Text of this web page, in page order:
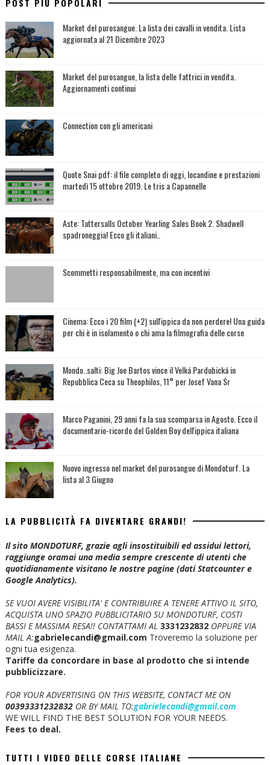
POST PIÙ POPOLARI
Market del purosangue. La lista dei cavalli in vendita. Lista
aggiornata al 21 Dicembre 2023
Market del purosangue, la lista delle fattrici in vendita.
Aggiornamenti continui
Connection con gli americani
Quote Snai pdf: il file completo di oggi, locandine e prestazioni
martedì 15 ottobre 2019. Le tris a Capannelle
Aste: Tattersalls October Yearling Sales Book 2. Shadwell
spadroneggia! Ecco gli italiani..
Scommetti responsabilmente, ma con incentivi
Cinema: Ecco i 20 film (+2) sull'ippica da non perdere! Una guida
per chi è in isolamento o chi ama la filmografia delle corse
Mondo..salti: Big Joe Bartos vince il Velká Pardubická in
Repubblica Ceca su Theophilos, 11° per Josef Vana Sr
Marco Paganini, 29 anni fa la sua scomparsa in Agosto. Ecco il
documentario-ricordo del Golden Boy dell'ippica italiana
Nuovo ingresso nel market del purosangue di Mondoturf. La
lista al 3 Giugno
LA PUBBLICITÀ FA DIVENTARE GRANDI!
Il sito MONDOTURF, grazie agli insostituibili ed assidui lettori,
raggiunge oramai una media sempre crescente di utenti che
quotidianamente visitano le nostre pagine (dati Statcounter e
Google Analytics).
SE VUOI AVERE VISIBILITA' E CONTRIBUIRE A TENERE ATTIVO IL SITO,
ACQUISTA UNO SPAZIO PUBBLICITARIO SU MONDOTURF, COSTI
BASSI E MASSIMA RESA!! CONTATTAMI AL 3331232832 OPPURE VIA
MAIL A:gabrielecandi@gmail.com Troveremo la soluzione per
ogni tua esigenza.
Tariffe da concordare in base al prodotto che si intende
pubblicizzare.
FOR YOUR ADVERTISING ON THIS WEBSITE, CONTACT ME ON
00393331232832OR BY MAIL TO:gabrielecandi@gmail.com
WE WILL FIND THE BEST SOLUTION FOR YOUR NEEDS.
Fees to deal.
TUTTI I VIDEO DELLE CORSE ITALIANE